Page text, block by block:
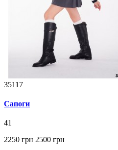
35117
Сапоги
41
2250 грн 2500 грн